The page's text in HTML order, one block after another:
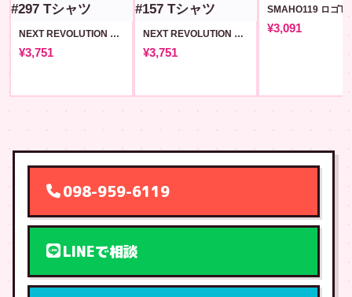
NEXT REVOLUTION 前後T【左胸ロゴ版】#297
¥3,751
NEXT REVOLUTION 前後T【左胸ロゴ版】#157
¥3,751
¥3,091
098-959-6119
LINEで相談